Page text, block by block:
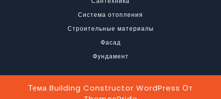
Система отопления
Строительные материалы
Фасад
Фундамент
Тема Building Constructor WordPress От